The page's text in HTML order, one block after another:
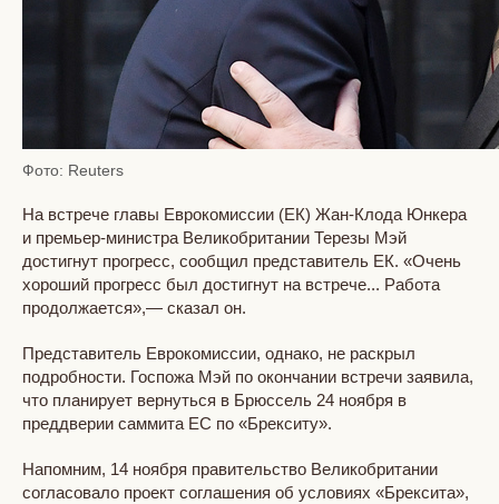
Фото: Reuters
На встрече главы Еврокомиссии (ЕК) Жан-Клода Юнкера
и премьер-министра Великобритании Терезы Мэй
достигнут прогресс, сообщил представитель ЕК. «Очень
хороший прогресс был достигнут на встрече... Работа
продолжается»,— сказал он.
Представитель Еврокомиссии, однако, не раскрыл
подробности. Госпожа Мэй по окончании встречи заявила,
что планирует вернуться в Брюссель 24 ноября в
преддверии саммита ЕС по «Брекситу».
Напомним, 14 ноября правительство Великобритании
согласовало проект соглашения об условиях «Брексита»,